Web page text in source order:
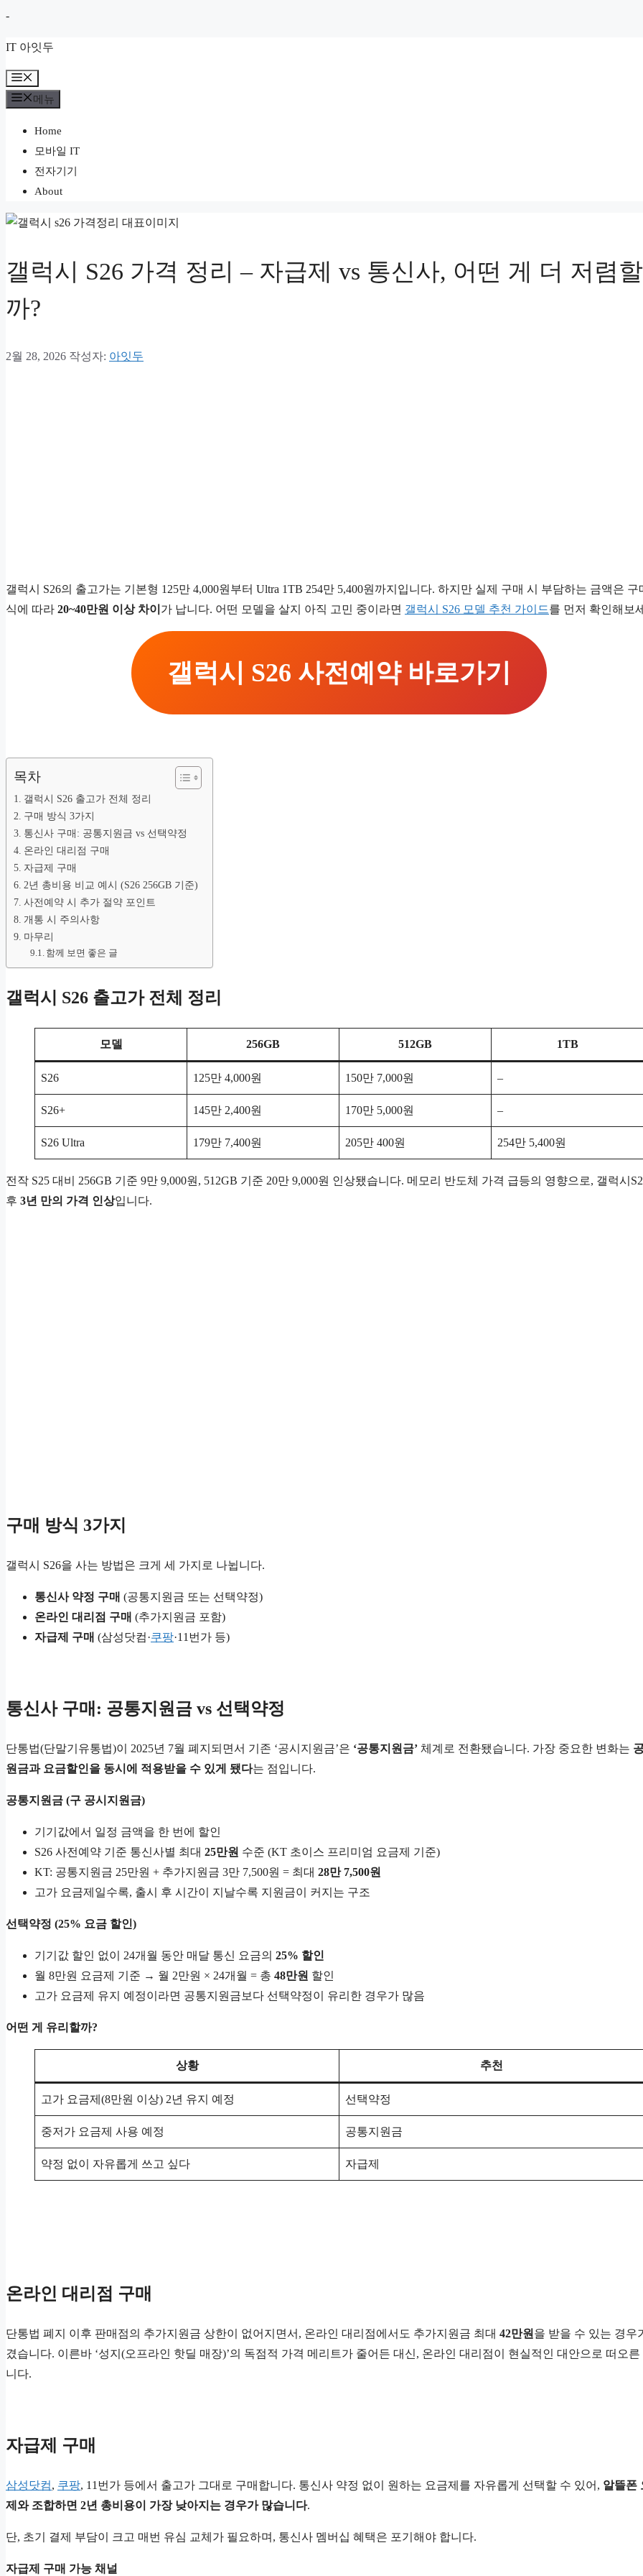
-컨
츠
로
건
IT 아잇두
뉴
메뉴
Home
모바일 IT
전자기기
About
갤럭시 S26 가격 정리 – 자급제 vs 통신사, 어떤 게 더 저렴할
까?
2월 28, 2026 작성자: 아잇두
갤럭시 S26의 출고가는 기본형 125만 4,000원부터 Ultra 1TB 254만 5,400원까지입니다. 하지만 실제 구매 시 부담하는 금액은 구
식에 따라 20~40만원 이상 차이 가 납니다. 어떤 모델을 살지 아직 고민 중이라면 갤럭시 S26 모델 추천 가이드를 먼저 확인해보
갤럭시 S26 사전예약 바로가기
목차
갤럭시 S26 출고가 전체 정리
구매 방식 3가지
통신사 구매: 공통지원금 vs 선택약정
온라인 대리점 구매
자급제 구매
2년 총비용 비교 예시 (S26 256GB 기준)
사전예약 시 추가 절약 포인트
개통 시 주의사항
마무리
함께 보면 좋은 글
갤럭시 S26 출고가 전체 정리
모델 256GB 512GB 1TB
S26 125만 4,000원 150만 7,000원 –
S26+ 145만 2,400원 170만 5,000원 –
S26 Ultra 179만 7,400원 205만 400원 254만 5,400원
전작 S25 대비 256GB 기준 9만 9,000원, 512GB 기준 20만 9,000원 인상됐습니다. 메모리 반도체 가격 급등의 영향으로, 갤럭시
후 3년 만의 가격 인상입니다.
구매 방식 3가지
갤럭시 S26을 사는 방법은 크게 세 가지로 나뉩니다.
통신사 약정 구매 (공통지원금 또는 선택약정)
온라인 대리점 구매 (추가지원금 포함)
자급제 구매 (삼성닷컴·쿠팡·11번가 등)
통신사 구매: 공통지원금 vs 선택약정
단통법(단말기유통법)이 2025년 7월 폐지되면서 기존 ‘공시지원금’은 ‘공통지원금’ 체계로 전환됐습니다. 가장 중요한 변화는
원금과 요금할인을 동시에 적용받을 수 있게 됐다는 점입니다.
공통지원금 (구 공시지원금)
기기값에서 일정 금액을 한 번에 할인
S26 사전예약 기준 통신사별 최대 25만원 수준 (KT 초이스 프리미엄 요금제 기준)
KT: 공통지원금 25만원 + 추가지원금 3만 7,500원 = 최대 28만 7,500원
고가 요금제일수록, 출시 후 시간이 지날수록 지원금이 커지는 구조
선택약정 (25% 요금 할인)
기기값 할인 없이 24개월 동안 매달 통신 요금의 25% 할인
월 8만원 요금제 기준 → 월 2만원 × 24개월 = 총 48만원 할인
고가 요금제 유지 예정이라면 공통지원금보다 선택약정이 유리한 경우가 많음
어떤 게 유리할까?
상황 추천
고가 요금제(8만원 이상) 2년 유지 예정 선택약정
중저가 요금제 사용 예정 공통지원금
약정 없이 자유롭게 쓰고 싶다 자급제
온라인 대리점 구매
단통법 폐지 이후 판매점의 추가지원금 상한이 없어지면서, 온라인 대리점에서도 추가지원금 최대 42만원 을 받을 수 있는 경우
겼습니다. 이른바 ‘성지(오프라인 핫딜 매장)’의 독점적 가격 메리트가 줄어든 대신, 온라인 대리점이 현실적인 대안으로 떠오른
니다.
자급제 구매
삼성닷컴, 쿠팡, 11번가 등에서 출고가 그대로 구매합니다. 통신사 약정 없이 원하는 요금제를 자유롭게 선택할 수 있어, 알뜰폰
제와 조합하면 2년 총비용이 가장 낮아지는 경우가 많습니다.
단, 초기 결제 부담이 크고 매번 유심 교체가 필요하며, 통신사 멤버십 혜택은 포기해야 합니다.
자급제 구매 가능 채널